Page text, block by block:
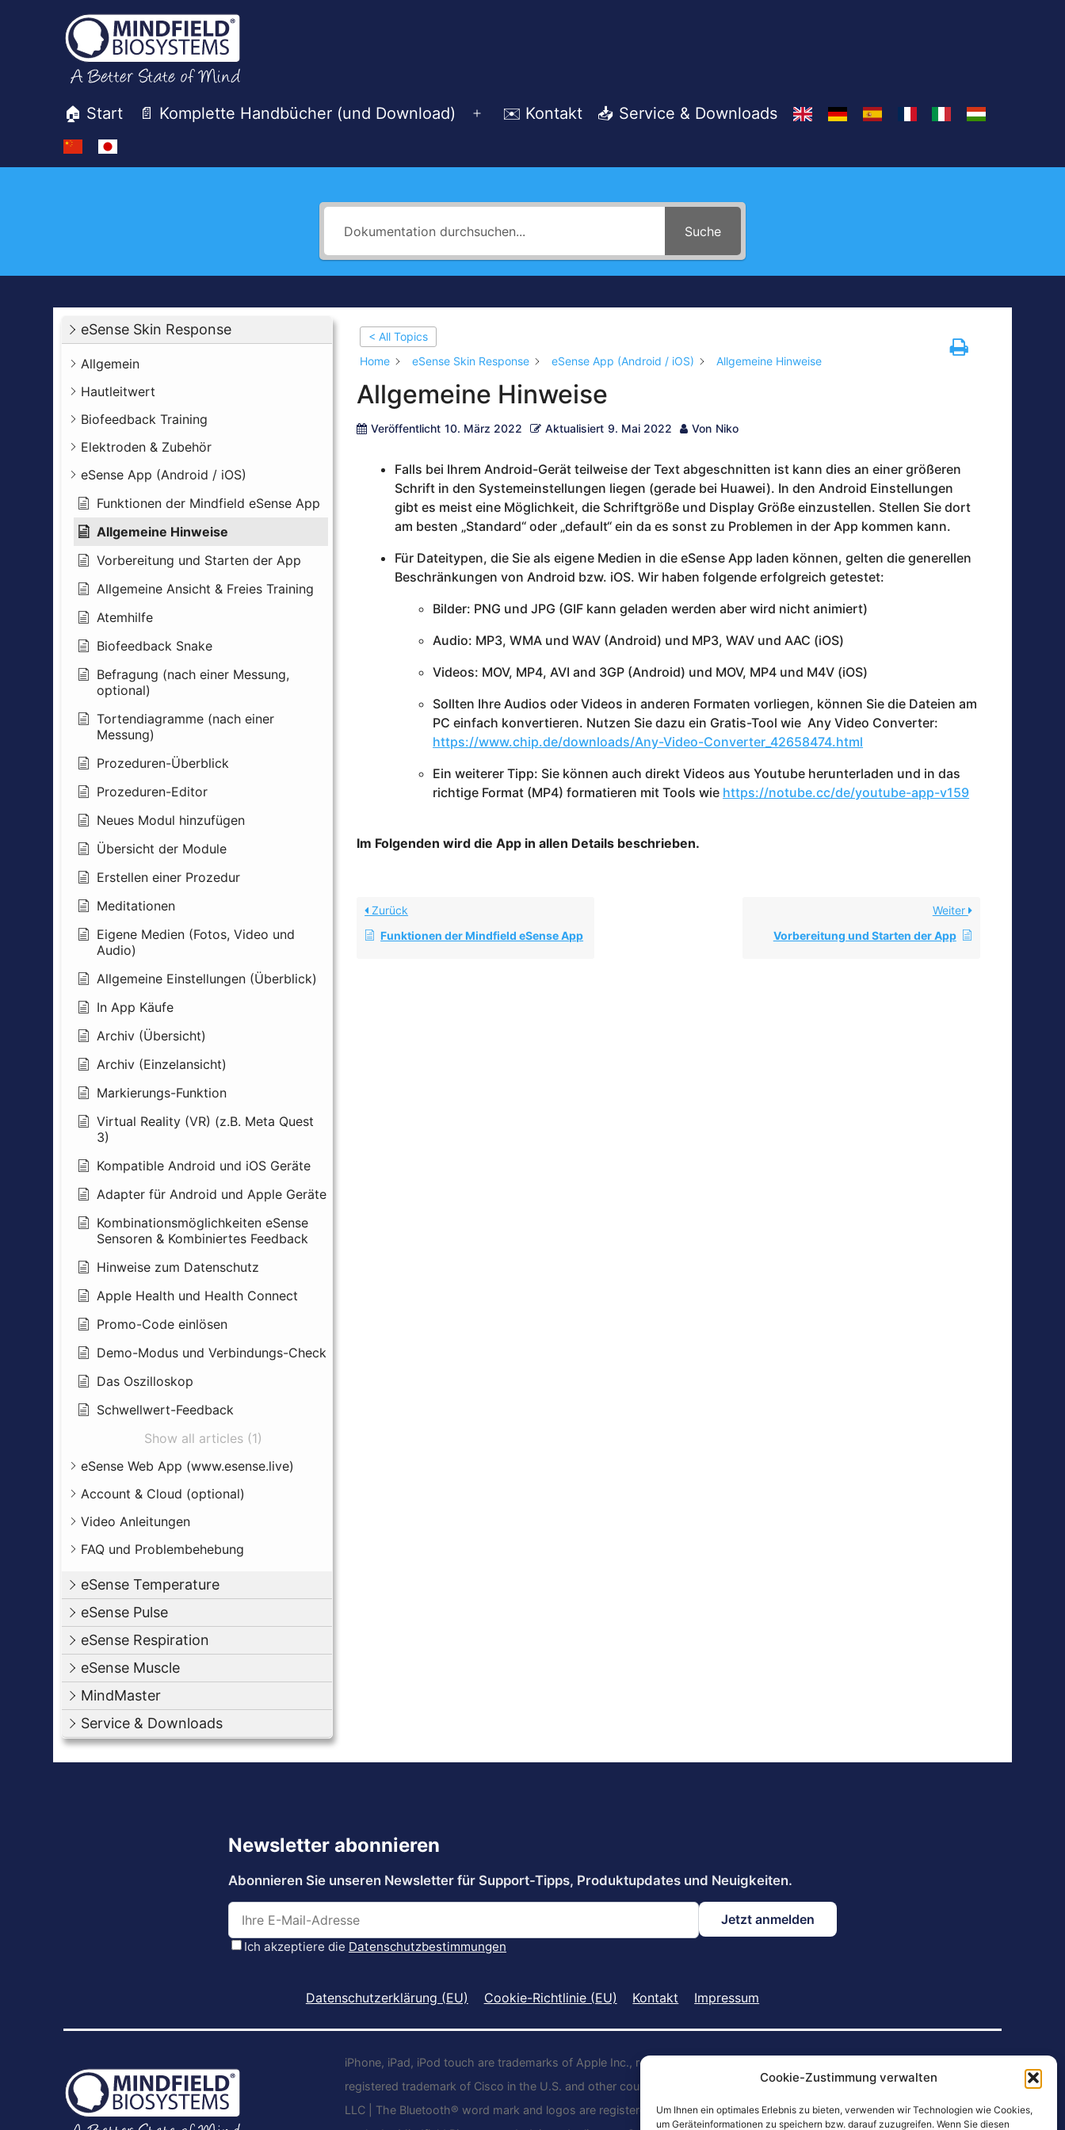
Cookie-Zustimmung verwalten
Um Ihnen ein optimales Erlebnis zu bieten, verwenden wir Technologien wie Cookies,
um Geräteinformationen zu speichern bzw. darauf zuzugreifen. Wenn Sie diesen
Mindfield
Helpdesk
🏠 Start 📄 Komplette Handbücher (und Download)
Menü
✉️ Kontakt 📥 Service & Downloads
Suche
eSense Skin Response
Allgemein
Hautleitwert
Biofeedback Training
Elektroden & Zubehör
eSense App (Android / iOS)
Funktionen der Mindfield eSense App
Allgemeine Hinweise
Vorbereitung und Starten der App
Allgemeine Ansicht & Freies Training
Atemhilfe
Biofeedback Snake
Befragung (nach einer Messung,
optional)
Tortendiagramme (nach einer
Messung)
Prozeduren-Überblick
Prozeduren-Editor
Neues Modul hinzufügen
Übersicht der Module
Erstellen einer Prozedur
Meditationen
Eigene Medien (Fotos, Video und
Audio)
Allgemeine Einstellungen (Überblick)
In App Käufe
Archiv (Übersicht)
Archiv (Einzelansicht)
Markierungs-Funktion
Virtual Reality (VR) (z.B. Meta Quest
3)
Kompatible Android und iOS Geräte
Adapter für Android und Apple Geräte
Kombinationsmöglichkeiten eSense
Sensoren & Kombiniertes Feedback
Hinweise zum Datenschutz
Apple Health und Health Connect
Promo-Code einlösen
Demo-Modus und Verbindungs-Check
Das Oszilloskop
Schwellwert-Feedback
Show all articles (1)
eSense Web App (www.esense.live)
Account & Cloud (optional)
Video Anleitungen
FAQ und Problembehebung
eSense Temperature
eSense Pulse
eSense Respiration
eSense Muscle
MindMaster
Service & Downloads
< All Topics
Home
eSense Skin Response eSense App (Android / iOS) Allgemeine Hinweise
Allgemeine Hinweise
Veröffentlicht 10. März 2022 Aktualisiert 9. Mai 2022 Von Niko
Falls bei Ihrem Android-Gerät teilweise der Text abgeschnitten ist kann dies an einer größeren
Schrift in den Systemeinstellungen liegen (gerade bei Huawei). In den Android Einstellungen
gibt es meist eine Möglichkeit, die Schriftgröße und Display Größe einzustellen. Stellen Sie dort
am besten „Standard“ oder „default“ ein da es sonst zu Problemen in der App kommen kann.
Für Dateitypen, die Sie als eigene Medien in die eSense App laden können, gelten die generellen
Beschränkungen von Android bzw. iOS. Wir haben folgende erfolgreich getestet:
Bilder: PNG und JPG (GIF kann geladen werden aber wird nicht animiert)
Audio: MP3, WMA und WAV (Android) und MP3, WAV und AAC (iOS)
Videos: MOV, MP4, AVI and 3GP (Android) und MOV, MP4 und M4V (iOS)
Sollten Ihre Audios oder Videos in anderen Formaten vorliegen, können Sie die Dateien am
PC einfach konvertieren. Nutzen Sie dazu ein Gratis-Tool wie Any Video Converter:
https://www.chip.de/downloads/Any-Video-Converter_42658474.html
Ein weiterer Tipp: Sie können auch direkt Videos aus Youtube herunterladen und in das
richtige Format (MP4) formatieren mit Tools wie https://notube.cc/de/youtube-app-v159
Im Folgenden wird die App in allen Details beschrieben.
Zurück
Funktionen der Mindfield eSense App
Weiter
Vorbereitung und Starten der App
Datenschutzerklärung (EU) Cookie-Richtlinie (EU) Kontakt Impressum
iPhone, iPad, iPod touch are trademarks of Apple Inc., registered in the U.S. and other countries. | IOS is a trademark or
registered trademark of Cisco in the U.S. and other countries and is used under licence. | Android is a trademark of Google
LLC | The Bluetooth® word mark and logos are registered trademarks owned by Bluetooth SIG, Inc. and any use of such